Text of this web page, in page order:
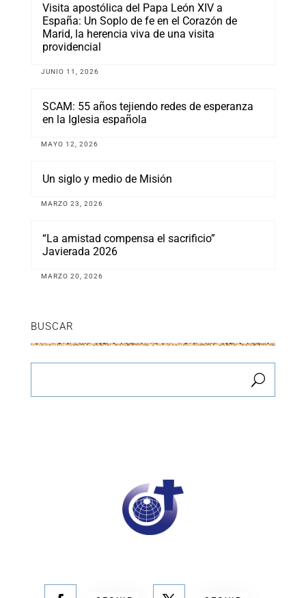
Visita apostólica del Papa León XIV a
España: Un Soplo de fe en el Corazón de
Marid, la herencia viva de una visita
providencial
JUNIO 11, 2026
SCAM: 55 años tejiendo redes de esperanza
en la Iglesia española
MAYO 12, 2026
Un siglo y medio de Misión
MARZO 23, 2026
“La amistad compensa el sacrificio”
Javierada 2026
MARZO 20, 2026
BUSCAR